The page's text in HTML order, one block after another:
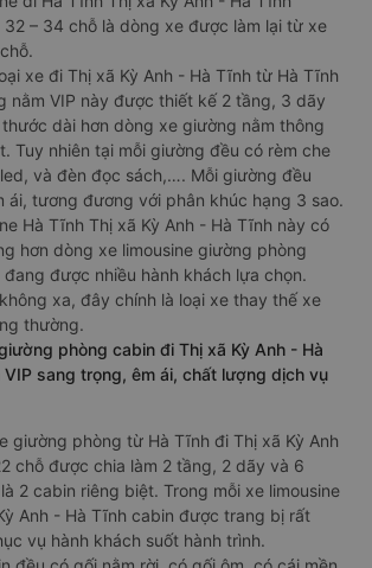
32 – 34 chỗ là dòng xe được làm lại từ xe
xe đi Thị xã Kỳ Anh - Hà Tĩnh từ Hà Tĩnh
nằm VIP này được thiết kế 2 tầng, 3 dãy
dài hơn dòng xe giường nằm thông
Tuy nhiên tại mỗi giường đều có rèm che
và đèn đọc sách,…. Mỗi giường đều
ái, tương đương với phân khúc hạng 3 sao.
Hà Tĩnh Thị xã Kỳ Anh - Hà Tĩnh này có
hơn dòng xe limousine giường phòng
được nhiều hành khách lựa chọn.
xa, đây chính là loại xe thay thế xe
thường.
phòng cabin đi Thị xã Kỳ Anh - Hà
sang trọng, êm ái, chất lượng dịch vụ
giường phòng từ Hà Tĩnh đi Thị xã Kỳ Anh
chỗ được chia làm 2 tầng, 2 dãy và 6
2 cabin riêng biệt. Trong mỗi xe limousine
Anh - Hà Tĩnh cabin được trang bị rất
vụ hành khách suốt hành trình.